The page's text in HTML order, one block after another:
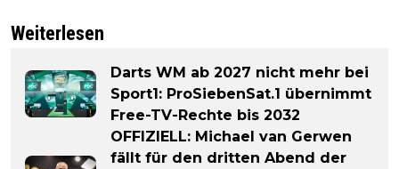
Weiterlesen
Darts WM ab 2027 nicht mehr bei
Sport1: ProSiebenSat.1 übernimmt
Free-TV-Rechte bis 2032
OFFIZIELL: Michael van Gerwen
fällt für den dritten Abend der